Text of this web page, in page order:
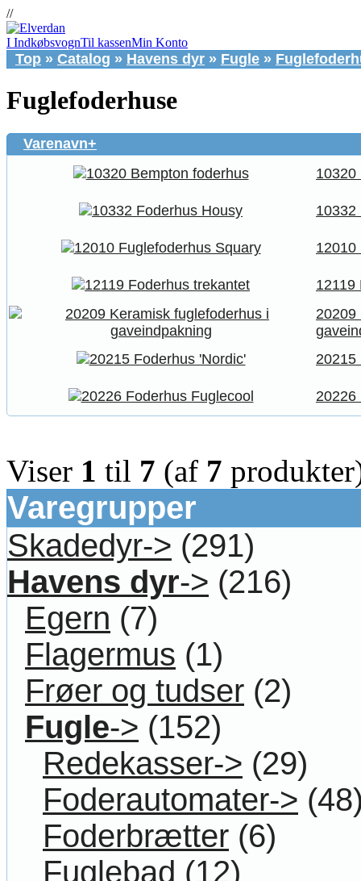
//
I IndkøbsvognTil kassenMin Konto
Top » Catalog » Havens dyr » Fugle »
Fuglefoderhuse
Varenavn+
10320
10332
12010
12119
20209
20215
20226
Viser 1 til 7 (af 7
Varegrupper
Skadedyr-> (291)
Havens dyr-> (216)
Egern (7)
Flagermus (1)
Frøer og tudser (2)
Fugle-> (152)
Redekasser-> (29)
Foderautomater->
Foderbrætter (6)
Fuglebad (12)